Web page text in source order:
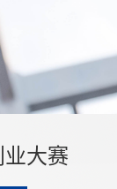
大赛